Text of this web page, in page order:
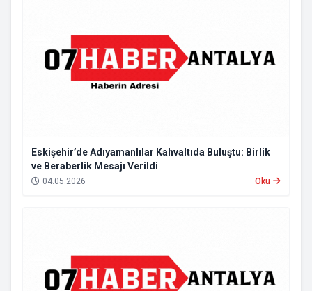
Eskişehir’de Adıyamanlılar Kahvaltıda Buluştu: Birlik
ve Beraberlik Mesajı Verildi
04.05.2026 Oku